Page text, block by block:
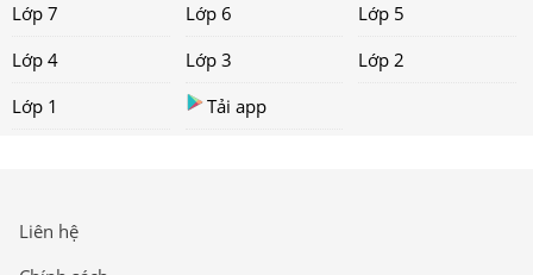
Lớp 7
Lớp 6
Lớp 5
Lớp 4
Lớp 3
Lớp 2
Lớp 1
Tải app
Liên hệ